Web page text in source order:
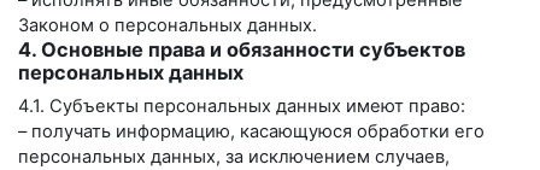
Законом о персональных данных.
4. Основные права и обязанности субъектов
персональных данных
4.1. Субъекты персональных данных имеют право:
– получать информацию, касающуюся обработки его
персональных данных, за исключением случаев,